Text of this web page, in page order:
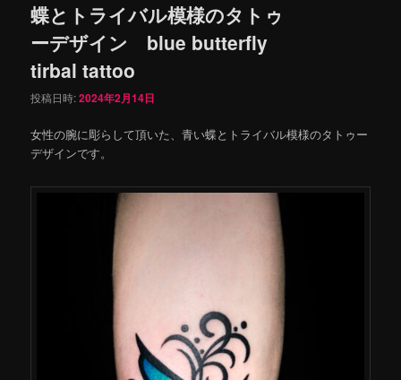
蝶とトライバル模様のタトゥ
ーデザイン blue butterfly
tirbal tattoo
投稿日時:2024年2月14日
女性の腕に彫らして頂いた、青い蝶とトライバル模様のタトゥー
デザインです。